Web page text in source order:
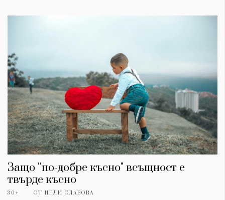
Защо ''по-добре късно" всъщност е
твърде късно
30+ ОТ НЕЛИ СЛАВОВА